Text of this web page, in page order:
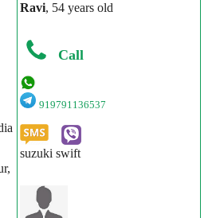
Ravi, 54 years old
Call
919791136537
suzuki swift